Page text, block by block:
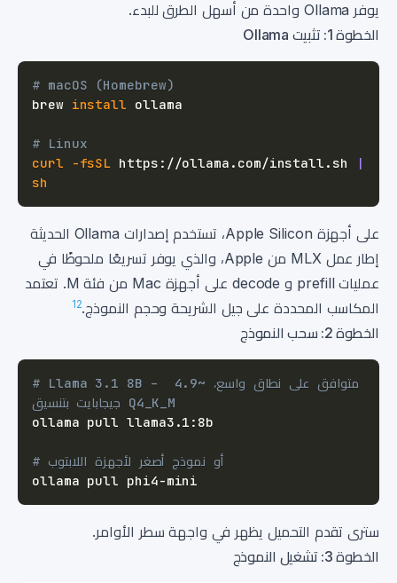
يوفر Ollama واحدة من أسهل الطرق للبدء.
الخطوة 1: تثبيت Ollama
# macOS (Homebrew)
brew install
# Linux
curl
-fsSL https://ollama.com/install.sh
|
sh
على أجهزة Apple Silicon، تستخدم إصدارات Ollama الحديثة
إطار عمل MLX من Apple، والذي يوفر تسريعًا ملحوظًا في
عمليات prefill و decode على أجهزة Mac من فئة M. تعتمد
المكاسب المحددة على جيل الشريحة وحجم النموذج.12
الخطوة 2: سحب النموذج
# Llama 3.1 8B – متوافق على نطاق واسع، ~4.9
جيجابايت بتنسيق Q4_K_M
# أو نموذج أصغر لأجهزة اللابتوب
سترى تقدم التحميل يظهر في واجهة سطر الأوامر.
الخطوة 3: تشغيل النموذج